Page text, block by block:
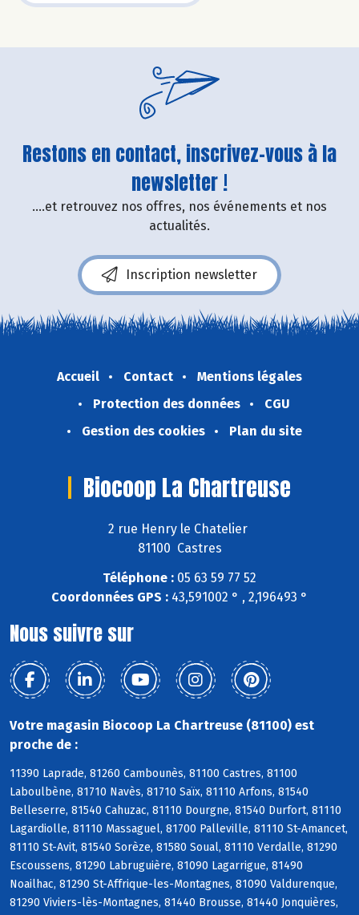
Restons en contact, inscrivez-vous à la
newsletter !
....et retrouvez nos offres, nos événements et nos
actualités.
Inscription newsletter
Accueil Contact
Mentions légales
Protection des données
CGU
Gestion des cookies
Plan du site
Biocoop La Chartreuse
2 rue Henry le Chatelier
81100 Castres
Téléphone : 05 63 59 77 52
Coordonnées GPS : 43,591002 ° , 2,196493 °
Nous suivre sur
Votre magasin Biocoop La Chartreuse (81100) est
proche de :
11390 Laprade, 81260 Cambounès, 81100 Castres, 81100
Laboulbène, 81710 Navès, 81710 Saïx, 81110 Arfons, 81540
Belleserre, 81540 Cahuzac, 81110 Dourgne, 81540 Durfort, 81110
Lagardiolle, 81110 Massaguel, 81700 Palleville, 81110 St-Amancet,
81110 St-Avit, 81540 Sorèze, 81580 Soual, 81110 Verdalle, 81290
Escoussens, 81290 Labruguière, 81090 Lagarrigue, 81490
Noailhac, 81290 St-Affrique-les-Montagnes, 81090 Valdurenque,
81290 Viviers-lès-Montagnes, 81440 Brousse, 81440 Jonquières,